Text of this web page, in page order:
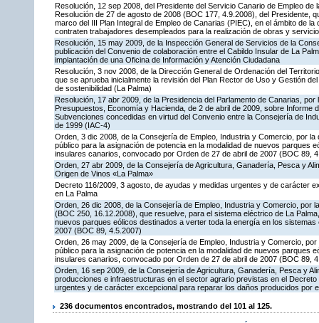
Resolución, 12 sep 2008, del Presidente del Servicio Canario de Empleo
Resolución de 27 de agosto de 2008 (BOC 177, 4.9.2008), del Presidente,
marco del III Plan Integral de Empleo de Canarias (PIEC), en el ámbito de
contraten trabajadores desempleados para la realización de obras y
Resolución, 15 may 2009, de la Inspección General de Servicios de la
publicación del Convenio de colaboración entre el Cabildo Insular de La
implantación de una Oficina de Información y Atención Ciudadana
Resolución, 3 nov 2008, de la Dirección General de Ordenación del
que se aprueba inicialmente la revisión del Plan Rector de Uso y Gestión
de sostenibilidad (La Palma)
Resolución, 17 abr 2009, de la Presidencia del Parlamento de Canarias,
Presupuestos, Economía y Hacienda, de 2 de abril de 2009, sobre Informe
Subvenciones concedidas en virtud del Convenio entre la Consejería de
de 1999 (IAC-4)
Orden, 3 dic 2008, de la Consejería de Empleo, Industria y Comercio, por
público para la asignación de potencia en la modalidad de nuevos parques
insulares canarios, convocado por Orden de 27 de abril de 2007 (BOC 89,
Orden, 27 abr 2009, de la Consejería de Agricultura, Ganadería, Pesca y
Origen de Vinos «La Palma»
Decreto 116/2009, 3 agosto, de ayudas y medidas urgentes y de carácter
en La Palma
Orden, 26 dic 2008, de la Consejería de Empleo, Industria y Comercio, por
(BOC 250, 16.12.2008), que resuelve, para el sistema eléctrico de La
nuevos parques eólicos destinados a verter toda la energía en los
2007 (BOC 89, 4.5.2007)
Orden, 26 may 2009, de la Consejería de Empleo, Industria y Comercio,
público para la asignación de potencia en la modalidad de nuevos parques
insulares canarios, convocado por Orden de 27 de abril de 2007 (BOC 89,
Orden, 16 sep 2009, de la Consejería de Agricultura, Ganadería, Pesca y
producciones e infraestructuras en el sector agrario previstas en el
urgentes y de carácter excepcional para reparar los daños producidos por
236 documentos encontrados, mostrando del 101 al 125.